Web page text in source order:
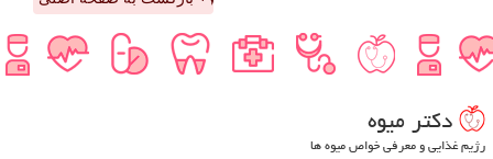
دكتر میوه
رژیم غذایی و معرفی خواص میوه ها